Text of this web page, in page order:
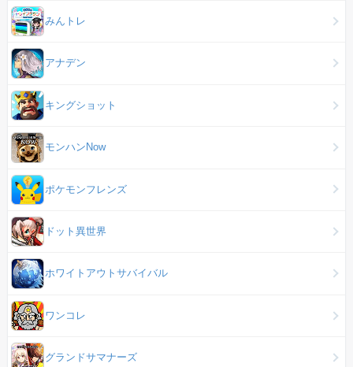
みんトレ
アナデン
キングショット
モンハンNow
ポケモンフレンズ
ドット異世界
ホワイトアウトサバイバル
ワンコレ
グランドサマナーズ